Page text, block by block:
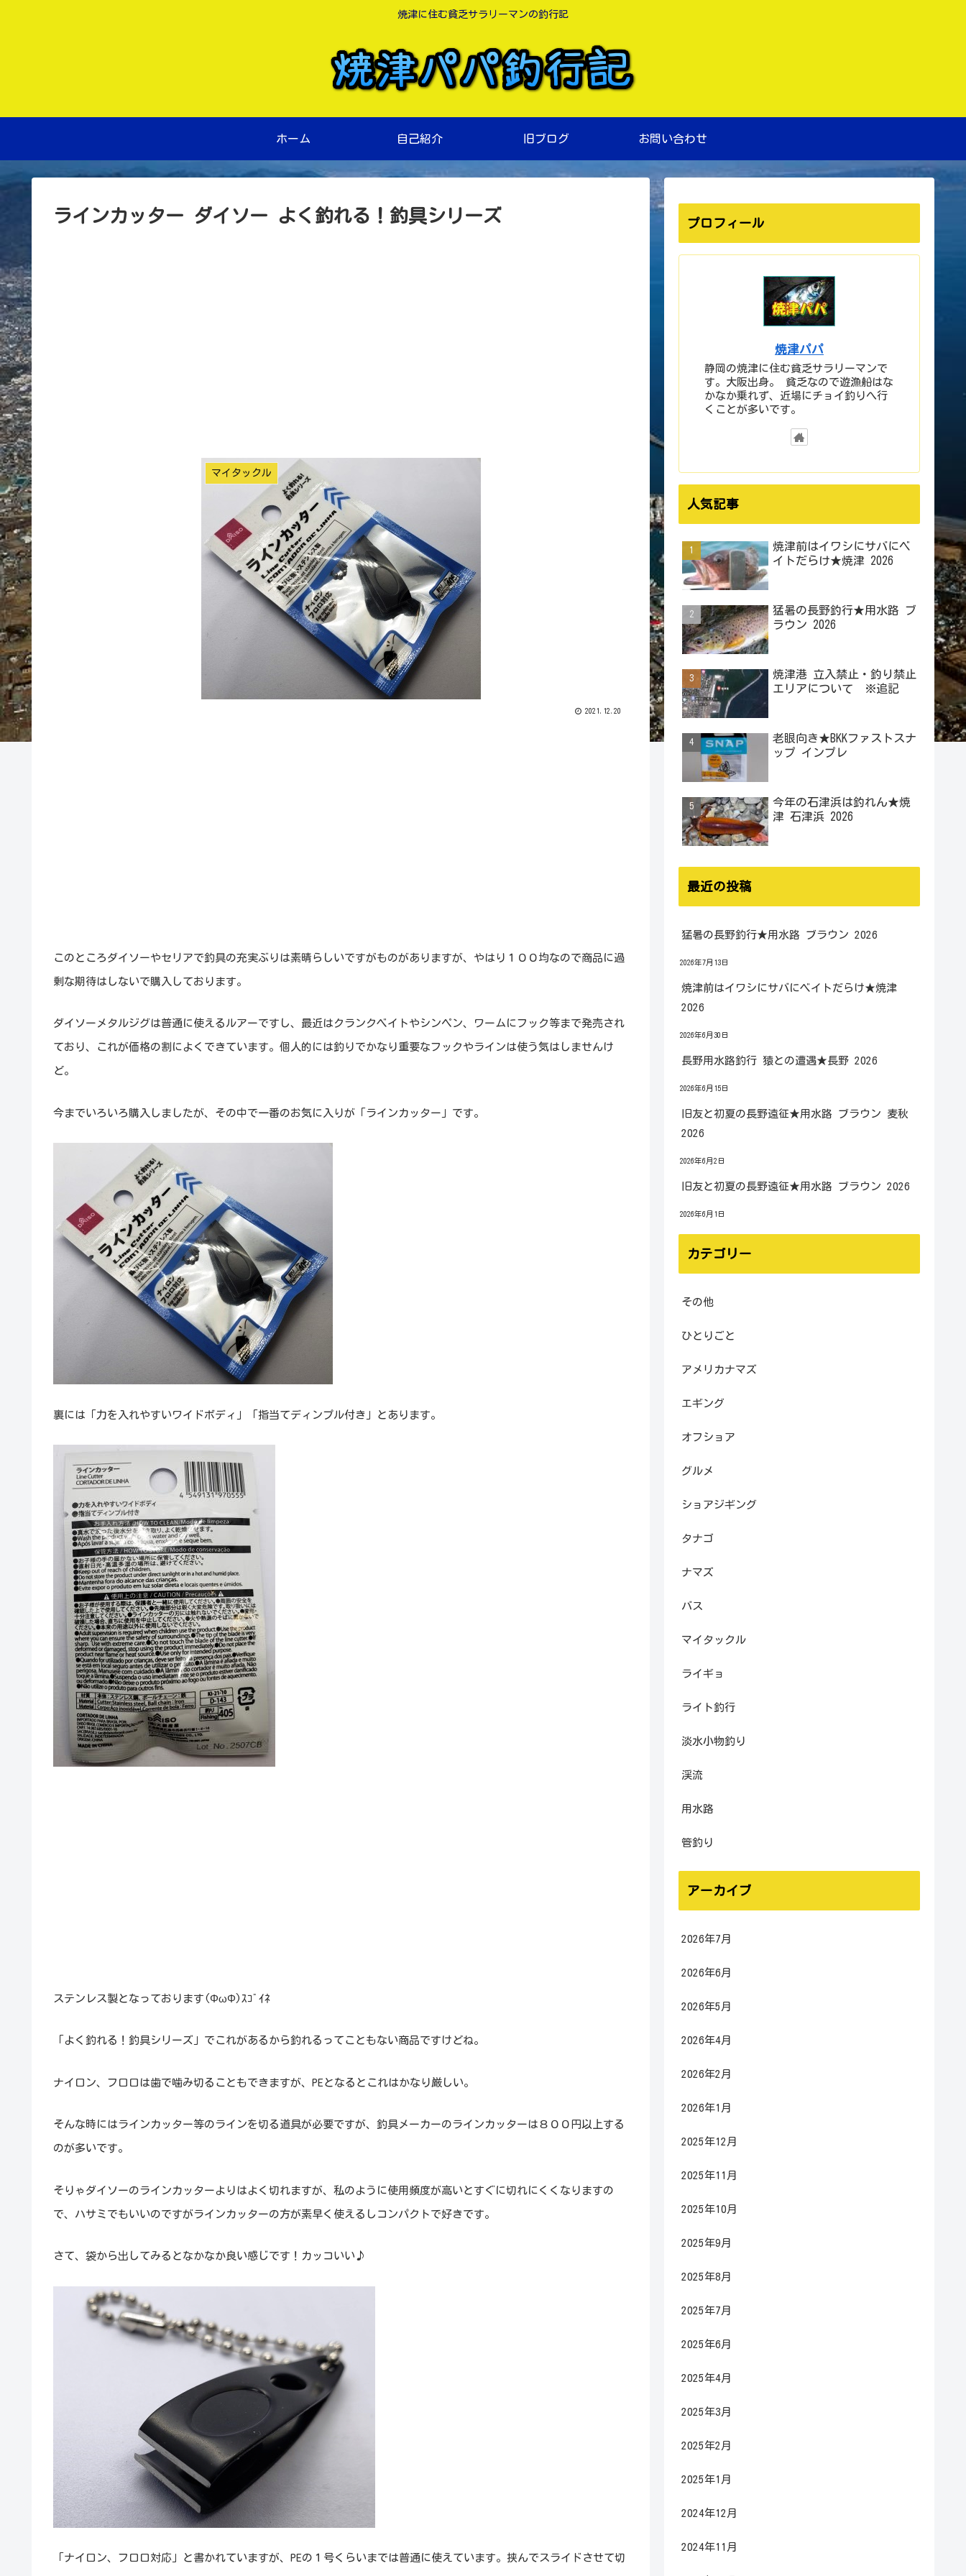
焼津に住む貧乏サラリーマンの釣行記
ホーム 自己紹介 旧ブログ お問い合わせ
ラインカッター ダイソー よく釣れる！釣具シリーズ
マイタックル
2021.12.20
このところダイソーやセリアで釣具の充実ぶりは素晴らしいですがものがありますが、やはり１００均なので商品に過
剰な期待はしないで購入しております。
ダイソーメタルジグは普通に使えるルアーですし、最近はクランクベイトやシンペン、ワームにフック等まで発売され
ており、これが価格の割によくできています。個人的には釣りでかなり重要なフックやラインは使う気はしませんけ
ど。
今までいろいろ購入しましたが、その中で一番のお気に入りが「ラインカッター」です。
裏には「力を入れやすいワイドボディ」「指当てディンプル付き」とあります。
ステンレス製となっております(ΦωΦ)ｽｺﾞｲﾈ
「よく釣れる！釣具シリーズ」でこれがあるから釣れるってこともない商品ですけどね。
ナイロン、フロロは歯で噛み切ることもできますが、PEとなるとこれはかなり厳しい。
そんな時にはラインカッター等のラインを切る道具が必要ですが、釣具メーカーのラインカッターは８００円以上する
のが多いです。
そりゃダイソーのラインカッターよりはよく切れますが、私のように使用頻度が高いとすぐに切れにくくなりますの
で、ハサミでもいいのですがラインカッターの方が素早く使えるしコンパクトで好きです。
さて、袋から出してみるとなかなか良い感じです！カッコいい♪
「ナイロン、フロロ対応」と書かれていますが、PEの１号くらいまでは普通に使えています。挟んでスライドさせて切
プロフィール
焼津パパ
静岡の焼津に住む貧乏サラリーマンで
す。大阪出身。 貧乏なので遊漁船はな
かなか乗れず、近場にチョイ釣りへ行
くことが多いです。
人気記事
焼津前はイワシにサバにベ
イトだらけ★焼津 2026
猛暑の長野釣行★用水路 ブ
ラウン 2026
焼津港 立入禁止・釣り禁止
エリアについて ※追記
老眼向き★BKKファストスナ
ップ インプレ
今年の石津浜は釣れん★焼
津 石津浜 2026
最近の投稿
猛暑の長野釣行★用水路 ブラウン 2026
2026年7月13日
焼津前はイワシにサバにベイトだらけ★焼津
2026
2026年6月30日
長野用水路釣行 猿との遭遇★長野 2026
2026年6月15日
旧友と初夏の長野遠征★用水路 ブラウン 麦秋
2026
2026年6月2日
旧友と初夏の長野遠征★用水路 ブラウン 2026
2026年6月1日
カテゴリー
その他
ひとりごと
アメリカナマズ
エギング
オフショア
グルメ
ショアジギング
タナゴ
ナマズ
バス
マイタックル
ライギョ
ライト釣行
淡水小物釣り
渓流
用水路
管釣り
アーカイブ
2026年7月
2026年6月
2026年5月
2026年4月
2026年2月
2026年1月
2025年12月
2025年11月
2025年10月
2025年9月
2025年8月
2025年7月
2025年6月
2025年4月
2025年3月
2025年2月
2025年1月
2024年12月
2024年11月